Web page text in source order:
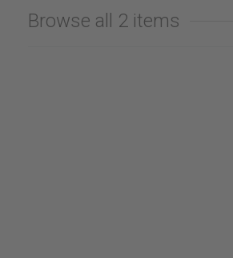
Browse all 2 items